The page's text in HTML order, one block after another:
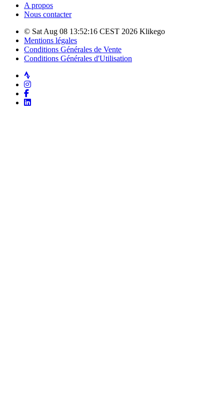
A propos
Nous contacter
© Sat Aug 08 13:52:16 CEST 2026 Klikego
Mentions légales
Conditions Générales de Vente
Conditions Générales d'Utilisation
Strava
Instagram
Facebook
LinkedIn